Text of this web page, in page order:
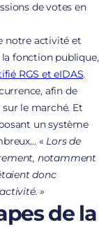
de votes en
notre activité et
fonction publique,
RGS et eIDAS.
afin de
le marché. Et
un système
« Lors de
notamment
donc
»
de la